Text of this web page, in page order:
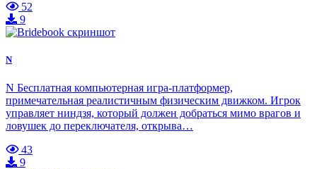
52
9
N
N Бесплатная компьютерная игра-платформер,
примечательная реалистичным физическим движком. Игрок
управляет ниндзя, который должен добраться мимо врагов и
ловушек до переключателя, открыва…
43
9